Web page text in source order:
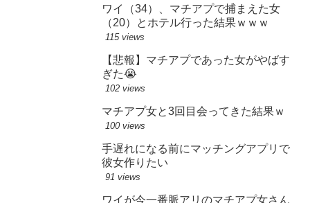
ワイ（34）、マチアプで捕まえた女
（20）とホテル行った結果ｗｗｗ
115 views
【悲報】マチアプであった女がやばす
ぎた😭
102 views
マチアプ女と3回目会ってきた結果ｗ
100 views
手遅れになる前にマッチングアプリで
彼女作りたい
91 views
ワイが今一番脈アリのマチアプ女さん